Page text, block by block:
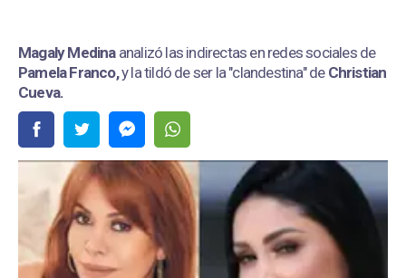
Magaly Medina analizó las indirectas en redes sociales de
Pamela Franco,y la tildó de ser la "clandestina" de Christian
Cueva.